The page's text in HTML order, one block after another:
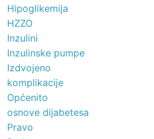
Hipoglikemija
HZZO
Inzulini
Inzulinske pumpe
Izdvojeno
komplikacije
Općenito
osnove dijabetesa
Pravo